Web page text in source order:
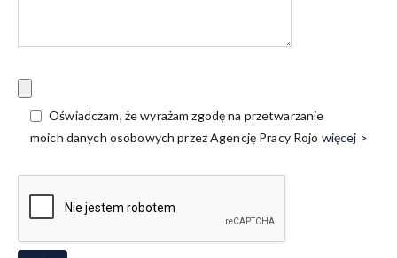
Oświadczam, że wyrażam zgodę na przetwarzanie
moich danych osobowych przez Agencję Pracy Rojo więcej >